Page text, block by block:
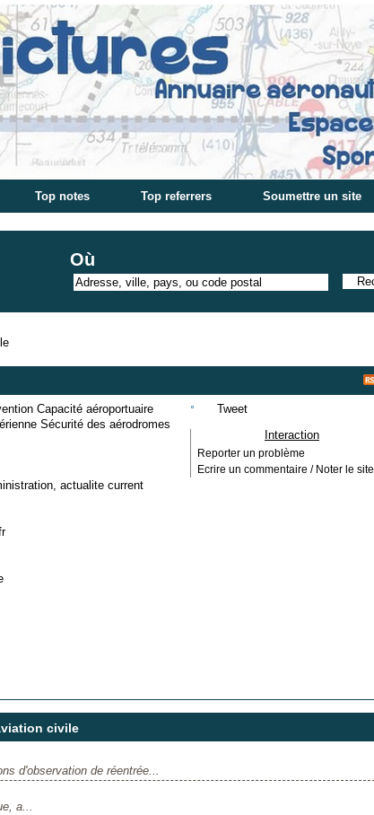
Top notes Top referrers Soumettre un site
Où
Capacité aéroportuaire
Sécurité des aérodromes
, actualite current
Tweet
Interaction
Reporter un problème
Ecrire un commentaire / Noter le site
civile
d'observation de réentrée...
a...